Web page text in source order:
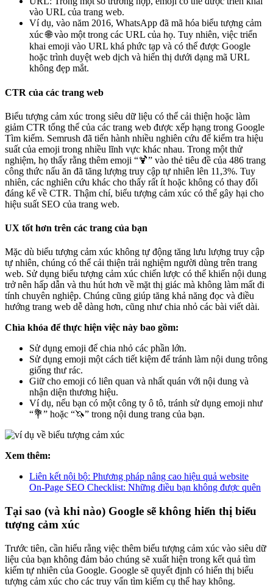
vào URL của trang web.
Ví dụ, vào năm 2016, WhatsApp đã mã hóa biểu tượng cảm
xúc 🌐 vào một trong các URL của họ. Tuy nhiên, việc triển
khai emoji vào URL khá phức tạp và có thể được Google
hoặc trình duyệt web dịch và hiển thị dưới dạng mã URL
không đẹp mắt.
CTR của các trang web
Biểu tượng cảm xúc trong siêu dữ liệu có thể cải thiện hoặc làm
giảm CTR tổng thể của các trang web được xếp hạng trong Google
Tìm kiếm. Semrush đã tiến hành nhiều nghiên cứu để kiểm tra hiệu
suất của emoji trong nhiều lĩnh vực khác nhau. Trong một thử
nghiệm, họ thấy rằng thêm emoji “🍹” vào thẻ tiêu đề của 486 trang
công thức nấu ăn đã tăng lượng truy cập tự nhiên lên 11,3%. Tuy
nhiên, các nghiên cứu khác cho thấy rất ít hoặc không có thay đổi
đáng kể về CTR. Thậm chí, biểu tượng cảm xúc có thể gây hại cho
hiệu suất SEO của trang web.
UX tốt hơn trên các trang của bạn
Mặc dù biểu tượng cảm xúc không tự động tăng lưu lượng truy cập
tự nhiên, chúng có thể cải thiện trải nghiệm người dùng trên trang
web. Sử dụng biểu tượng cảm xúc chiến lược có thể khiến nội dung
trở nên hấp dẫn và thu hút hơn về mặt thị giác mà không làm mất đi
tính chuyên nghiệp. Chúng cũng giúp tăng khả năng đọc và điều
hướng trang web dễ dàng hơn, cũng như chia nhỏ các bài viết dài.
Chìa khóa để thực hiện việc này bao gồm:
Sử dụng emoji để chia nhỏ các phần lớn.
Sử dụng emoji một cách tiết kiệm để tránh làm nội dung trông
giống thư rác.
Giữ cho emoji có liên quan và nhất quán với nội dung và
nhận diện thương hiệu.
Ví dụ, nếu bạn có một công ty ô tô, tránh sử dụng emoji như
“💐” hoặc “🦄” trong nội dung trang của bạn.
Xem thêm:
Liên kết nội bộ: Phương pháp nâng cao hiệu quả website
On-Page SEO Checklist: Những điều bạn không được quên
Tại sao (và khi nào) Google sẽ không hiển thị biểu
tượng cảm xúc
Trước tiên, cần hiểu rằng việc thêm biểu tượng cảm xúc vào siêu dữ
liệu của bạn không đảm bảo chúng sẽ xuất hiện trong kết quả tìm
kiếm tự nhiên của Google. Google sẽ quyết định có hiển thị biểu
tượng cảm xúc cho các truy vấn tìm kiếm cụ thể hay không.